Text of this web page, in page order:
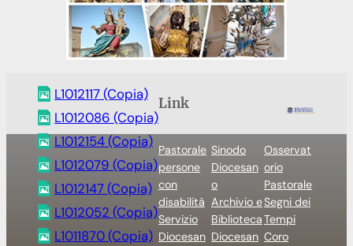
L1012117 (Copia)
L1012086 (Copia)
L1012154 (Copia)
L1012079 (Copia)
L1012147 (Copia)
L1012052 (Copia)
L1011870 (Copia)
Link
Pastorale
persone
con
disabilità
Servizio
Diocesan
Sinodo
Diocesan
o
Archivio e
Biblioteca
Diocesan
Osservat
orio
Pastorale
Segni dei
Tempi
Coro